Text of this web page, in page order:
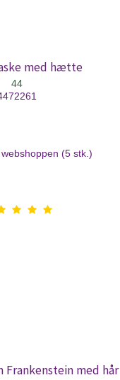
med hætte
44
(5 stk.)
Frankenstein med hår